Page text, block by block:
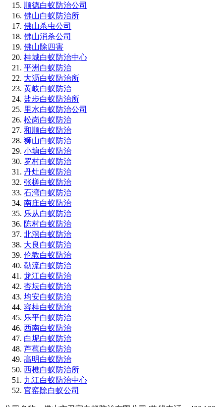
顺德白蚁防治公司
佛山白蚁防治所
佛山杀虫公司
佛山消杀公司
佛山除四害
桂城白蚁防治中心
平洲白蚁防治
大沥白蚁防治所
黄岐白蚁防治
盐步白蚁防治所
里水白蚁防治公司
松岗白蚁防治
和顺白蚁防治
狮山白蚁防治
小塘白蚁防治
罗村白蚁防治
丹灶白蚁防治
张槎白蚁防治
石湾白蚁防治
南庄白蚁防治
乐从白蚁防治
陈村白蚁防治
北滘白蚁防治
大良白蚁防治
伦教白蚁防治
勒流白蚁防治
龙江白蚁防治
杏坛白蚁防治
均安白蚁防治
容桂白蚁防治
乐平白蚁防治
西南白蚁防治
白坭白蚁防治
芦苞白蚁防治
高明白蚁防治
西樵白蚁防治所
九江白蚁防治中心
官窑除白蚁公司